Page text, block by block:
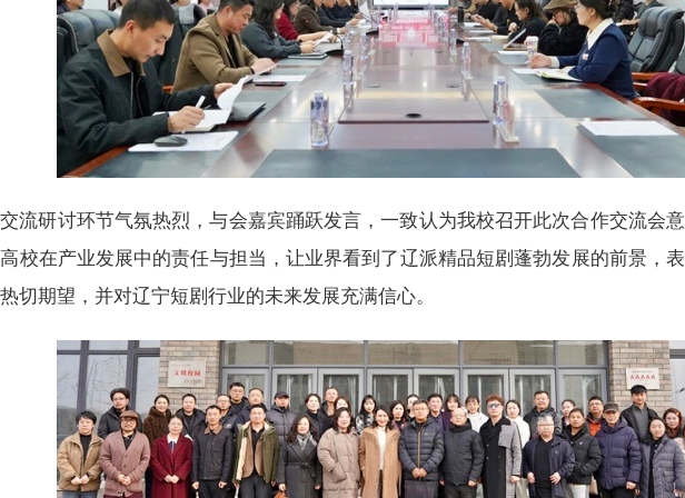
交流研讨环节气氛热烈，与会嘉宾踊跃发言，一致认为我校召开此次合作交流会
校在产业发展中的责任与担当，让业界看到了辽派精品短剧蓬勃发展的前景，
切期望，并对辽宁短剧行业的未来发展充满信心。